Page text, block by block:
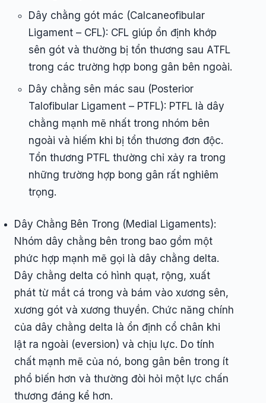
Dây chằng gót mác (Calcaneofibular
Ligament – CFL): CFL giúp ổn định khớp
sên gót và thường bị tổn thương sau ATFL
trong các trường hợp bong gân bên ngoài.
Dây chằng sên mác sau (Posterior
Talofibular Ligament – PTFL): PTFL là dây
chằng mạnh mẽ nhất trong nhóm bên
ngoài và hiếm khi bị tổn thương đơn độc.
Tổn thương PTFL thường chỉ xảy ra trong
những trường hợp bong gân rất nghiêm
trọng.
Dây Chằng Bên Trong (Medial Ligaments):
Nhóm dây chằng bên trong bao gồm một
phức hợp mạnh mẽ gọi là dây chằng delta.
Dây chằng delta có hình quạt, rộng, xuất
phát từ mắt cá trong và bám vào xương sên,
xương gót và xương thuyền. Chức năng chính
của dây chằng delta là ổn định cổ chân khi
lật ra ngoài (eversion) và chịu lực. Do tính
chất mạnh mẽ của nó, bong gân bên trong ít
phổ biến hơn và thường đòi hỏi một lực chấn
thương đáng kể hơn.